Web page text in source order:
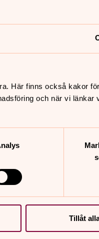
Här finns också kakor
och när vi länkar
Tillåt